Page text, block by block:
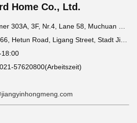
Home Co., Ltd.
57620800(Arbeitszeit)